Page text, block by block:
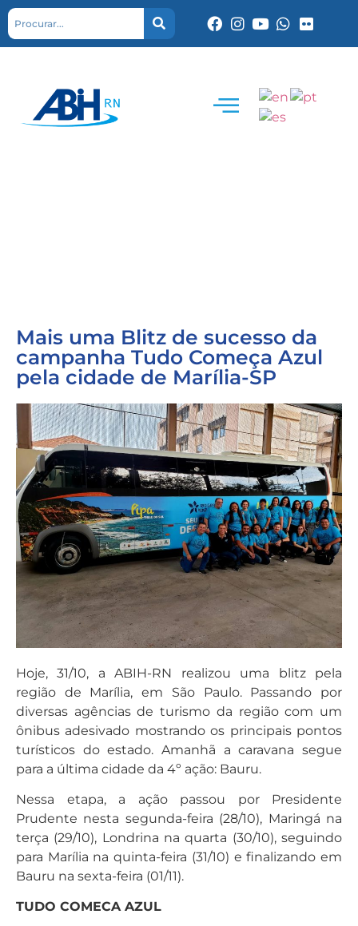
Mais uma Blitz de sucesso da
campanha Tudo Começa Azul
pela cidade de Marília-SP
Hoje, 31/10, a ABIH-RN realizou uma blitz pela
região de Marília, em São Paulo. Passando por
diversas agências de turismo da região com um
ônibus adesivado mostrando os principais pontos
turísticos do estado. Amanhã a caravana segue
para a última cidade da 4º ação: Bauru.
Nessa etapa, a ação passou por Presidente
Prudente nesta segunda-feira (28/10), Maringá na
terça (29/10), Londrina na quarta (30/10), seguindo
para Marília na quinta-feira (31/10) e finalizando em
Bauru na sexta-feira (01/11).
TUDO COMECA AZUL